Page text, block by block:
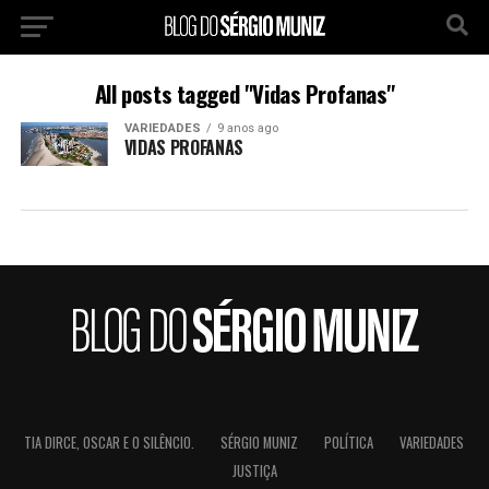
All posts tagged "Vidas Profanas"
VARIEDADES 9 anos ago
VIDAS PROFANAS
TIA DIRCE, OSCAR E O SILÊNCIO. SÉRGIO MUNIZ POLÍTICA
VARIEDADES
JUSTIÇA